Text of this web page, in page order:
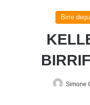
Birre
Simone